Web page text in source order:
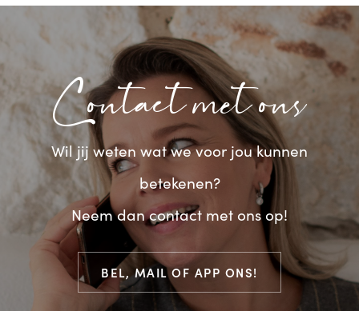
Contact met ons
Wil jij weten wat we voor jou kunnen
betekenen?
Neem dan contact met ons op!
BEL, MAIL OF APP ONS!